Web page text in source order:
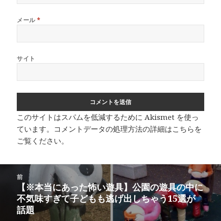
メール*
サイト
このサイトはスパムを低減するために Akismet を使っ
ています。 コメントデータの処理方法の詳細はこちらを
ご覧ください。
前
前
の
投
【※本当にあった怖い遊具】公園の遊具の中に
不気味すぎて子どもも逃げ出しちゃう15選が
話題